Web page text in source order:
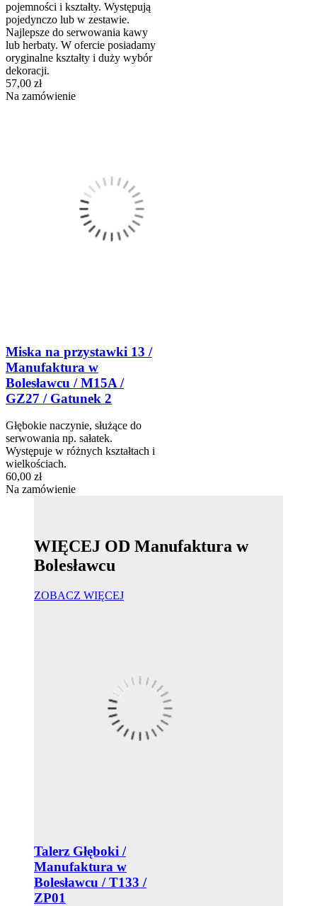
pojemności i kształty. Występują
pojedynczo lub w zestawie.
Najlepsze do serwowania kawy
lub herbaty. W ofercie posiadamy
oryginalne kształty i duży wybór
dekoracji.
57,00 zł
Na zamówienie
Miska na przystawki 13 /
Manufaktura w
Bolesławcu / M15A /
GZ27 / Gatunek 2
Głębokie naczynie, służące do
serwowania np. sałatek.
Występuje w różnych kształtach i
wielkościach.
60,00 zł
Na zamówienie
WIĘCEJ OD Manufaktura w
Bolesławcu
ZOBACZ WIĘCEJ
Talerz Głęboki /
Manufaktura w
Bolesławcu / T133 /
ZP01